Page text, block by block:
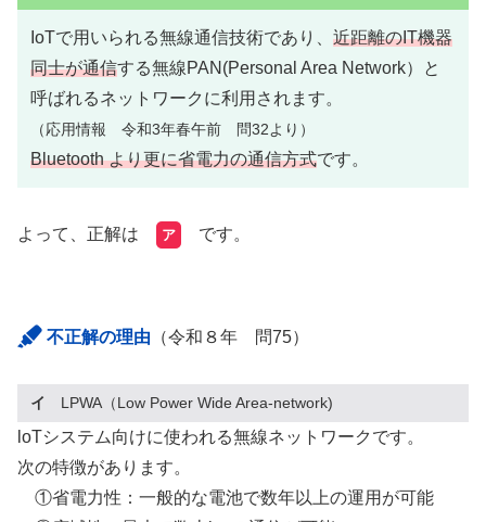
IoTで用いられる無線通信技術であり、 近距離のIT機器
同士が通信する無線PAN(Personal Area Network）と
呼ばれるネットワークに利用されます。
（応用情報 令和3年春午前 問32より）
Bluetooth より更に省電力の通信方式です。
よって、正解は ア です。
不正解の理由 （令和８年 問75）
イ LPWA（Low Power Wide Area-network)
loTシステム向けに使われる無線ネットワークです。
次の特徴があります。
①省電力性：一般的な電池で数年以上の運用が可能